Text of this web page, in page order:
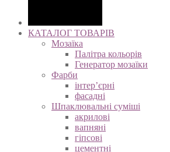
КАТАЛОГ ТОВАРІВ
Мозаїка
Палітра кольорів
Генератор мозаїки
Фарби
інтер’єрні
фасадні
Шпаклювальні суміші
акрилові
вапняні
гіпсові
цементні